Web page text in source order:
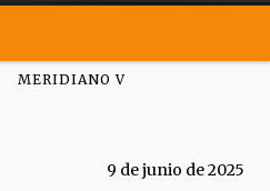
MERIDIANO V
9 de junio de 2025